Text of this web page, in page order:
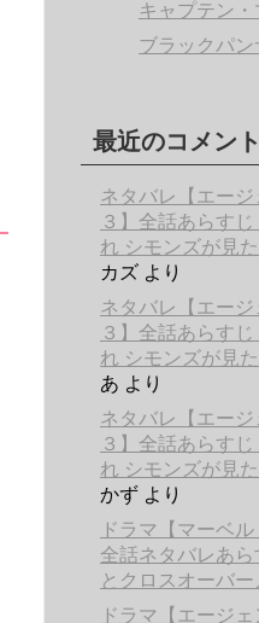
キャプテン
ブラックパン
最近のコメント
ネタバレ【エー
３】全話あらす
れ シモンズが見
カズ より
ネタバレ【エー
３】全話あらす
れ シモンズが見
あ より
ネタバレ【エー
３】全話あらす
れ シモンズが見
かず より
ドラマ【マーベ
全話ネタバレあ
とクロスオーバー
ドラマ【エージ